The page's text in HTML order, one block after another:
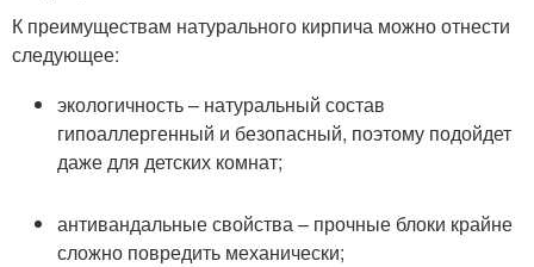
К преимуществам натурального кирпича можно отнести
следующее:
экологичность – натуральный состав
гипоаллергенный и безопасный, поэтому подойдет
даже для детских комнат;
антивандальные свойства – прочные блоки крайне
сложно повредить механически;